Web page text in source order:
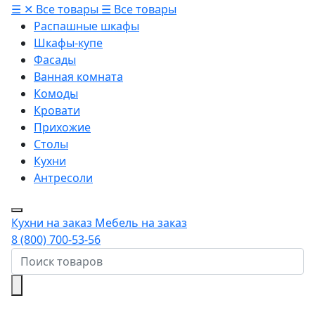
☰ ✕ Все товары ☰ Все товары
Распашные шкафы
Шкафы-купе
Фасады
Ванная комната
Комоды
Кровати
Прихожие
Столы
Кухни
Антресоли
Кухни на заказ Мебель на заказ
8 (800) 700-53-56